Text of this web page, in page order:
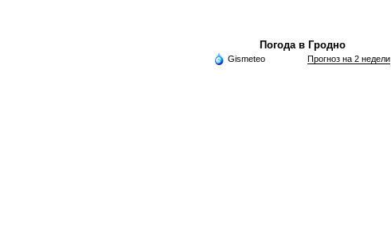
Погода в Гродно
Gismeteo Прогноз на 2 недели